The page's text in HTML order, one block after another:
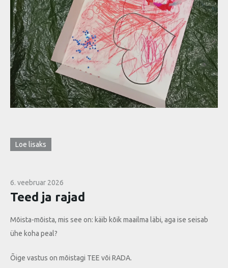
Loe lisaks
6. veebruar 2026
Teed ja rajad
Mõista-mõista, mis see on: käib kõik maailma läbi, aga ise seisab
ühe koha peal?
Õige vastus on mõistagi TEE või RADA.